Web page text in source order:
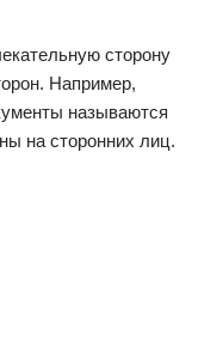
сторону
Например,
называются
на сторонних лиц.